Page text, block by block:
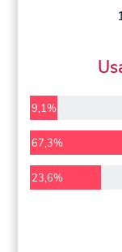
9,1%
67,3%
23,6%